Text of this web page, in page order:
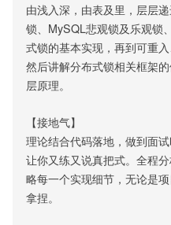
由浅入深，由表及里，层层
锁、MySQL悲观锁及乐观锁
式锁的基本实现，再到可重
然后讲解分布式锁相关框架
层原理。
【接地气】
理论结合代码落地，做到面
让你又练又说真把式。全程
略每一个实现细节，无论是
拿捏。